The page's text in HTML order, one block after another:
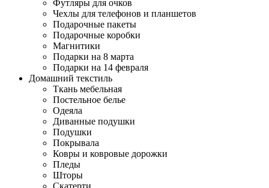
Футляры для очков
Чехлы для телефонов и планшетов
Подарочные пакеты
Подарочные коробки
Магнитики
Подарки на 8 марта
Подарки на 14 февраля
Домашний текстиль
Ткань мебельная
Постельное белье
Одеяла
Диванные подушки
Подушки
Покрывала
Ковры и ковровые дорожки
Пледы
Шторы
Скатерти